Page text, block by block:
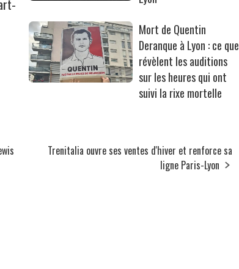
Mort de Quentin
Deranque à Lyon : ce que
révèlent les auditions
sur les heures qui ont
suivi la rixe mortelle
Trenitalia ouvre ses ventes d'hiver et renforce sa
ligne Paris-Lyon